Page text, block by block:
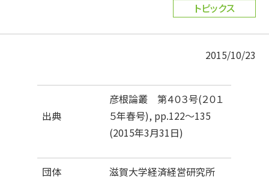
CONTACT
トピックス
2015/10/23
出典
彦根論叢 第４０３号(２０１
５年春号), pp.122～135
(2015年3月31日)
団体 滋賀大学経済経営研究所